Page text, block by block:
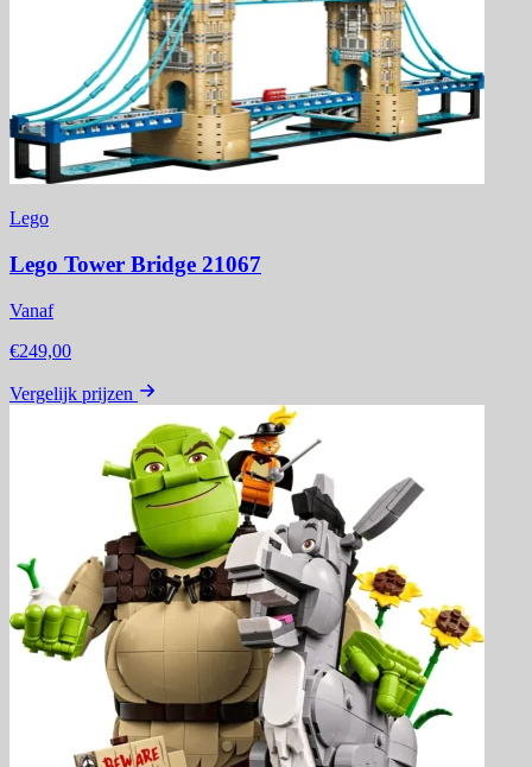
Lego
Lego Tower Bridge 21067
Vanaf
€249,00
Vergelijk prijzen